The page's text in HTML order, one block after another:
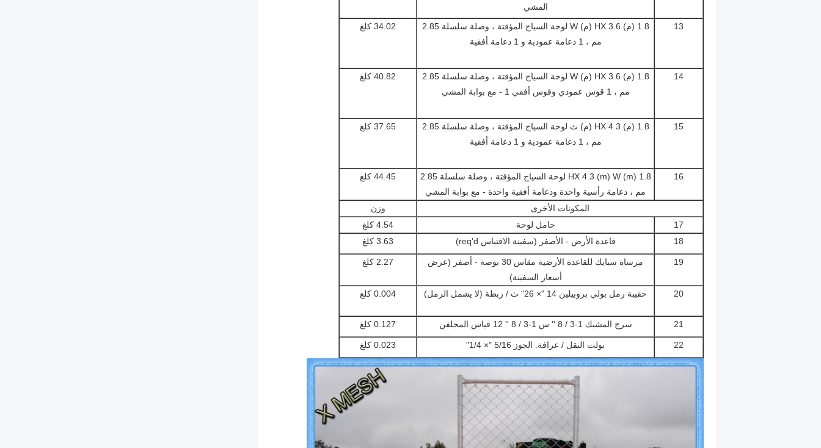
المشي
13
1.8 (م) HX 3.6 (م) W لوحة السياج المؤقتة ، وصلة سلسلة 2.85
مم ، 1 دعامة عمودية و 1 دعامة أفقية
34.02 كلغ
14
1.8 (م) HX 3.6 (م) W لوحة السياج المؤقتة ، وصلة سلسلة 2.85
مم ، 1 قوس عمودي وقوس أفقي 1 - مع بوابة المشي
40.82 كلغ
15
1.8 (م) HX 4.3 (م) ث لوحة السياج المؤقتة ، وصلة سلسلة 2.85
مم ، 1 دعامة عمودية و 1 دعامة أفقية
37.65 كلغ
16
1.8 (m) HX 4.3 (m) W لوحة السياج المؤقتة ، وصلة سلسلة 2.85
مم ، دعامة رأسية واحدة ودعامة أفقية واحدة - مع بوابة المشي
44.45 كلغ
المكونات الأخرى
وزن
17
حامل لوحة
4.54 كلغ
18
قاعدة الأرض - الأصفر (سفينة الاقتباس req'd) 3.63 كلغ
19
مرساة سبايك للقاعدة الأرضية مقاس 30 بوصة - أصفر (عرض
أسعار السفينة)
2.27 كلغ
20 حقيبة رمل بولي بروبيلين 14 "× 26" ث / ربطة (لا يشمل الرمل) 0.004 كلغ
21 سرج المشبك 1-3 / 8 '' س 1-3 / 8 '' 12 قياس المجلفن 0.127 كلغ
22 بولت النقل / عرافة. الجوز 5/16 "× 1/4" 0.023 كلغ